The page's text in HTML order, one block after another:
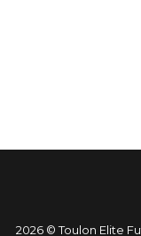
2026 © Toulon Elite